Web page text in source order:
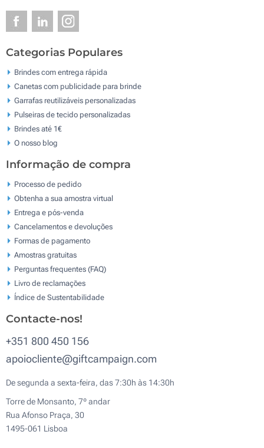
Categorias Populares
Brindes com entrega rápida
Canetas com publicidade para brinde
Garrafas reutilizáveis personalizadas
Pulseiras de tecido personalizadas
Brindes até 1€
O nosso blog
Informação de compra
Processo de pedido
Obtenha a sua amostra virtual
Entrega e pós-venda
Cancelamentos e devoluções
Formas de pagamento
Amostras gratuitas
Perguntas frequentes (FAQ)
Livro de reclamaçōes
Índice de Sustentabilidade
Contacte-nos!
+351 800 450 156
apoiocliente@giftcampaign.com
De segunda a sexta-feira, das 7:30h às 14:30h
Torre de Monsanto, 7º andar
Rua Afonso Praça, 30
1495-061 Lisboa